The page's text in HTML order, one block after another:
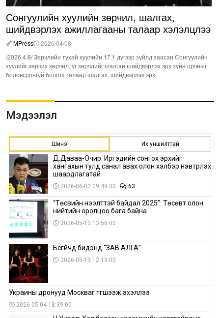
Сонгуулийн хуулийн зөрчил, шалгах,
шийдвэрлэх ажиллагааны талаар хэлэлцлээ
MPress
2026/04/08
/2026.4.8/ Зөрчлийн тухай хуулийн 17.1 дүгээр зүйлд заасан Сонгуулийн
хуулийг зөрчих зөрчил, уг зөрчлийг шалган шийдвэрлэх эрх зүйн орчныг
боловсронгуй болгох талаар шалгах, шийдвэрлэх эрх
Мэдээлэл
Шинэ Их уншилттай
Д.Даваа-Очир: Иргэдийн сонгох эрхийг
хангахын тулд санал авах олон хэлбэр нэвтрүүлэх
шаардлагатай
2026-06-02 09:49:00 63
“Төсвийн нээлттэй байдал 2025”: Төсөвт олон
нийтийн оролцоо бага байна
2026-05-13 13:56:00
Бүсгүйчүүд бидэнд “ЗАВ АЛГА”
2026-05-13 12:19:00
Украины дронууд Москваг түгшээж эхэллээ
2026-05-04 18:39:00